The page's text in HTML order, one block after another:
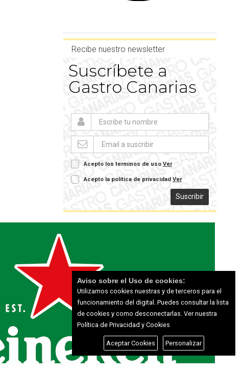
Recibe nuestro newsletter
Suscríbete a
Gastro Canarias
Acepto los terminos de uso Ver
Acepto la política de privacidad Ver
Suscribir
Aviso sobre el Uso de cookies:
Utilizamos cookies nuestras y de terceros para el
funcionamiento del digital. Puedes consultar la lista
de cookies y como desconectarlas. Ver nuestra
Política de Privacidad y Cookies
Aceptar Cookies Personalizar